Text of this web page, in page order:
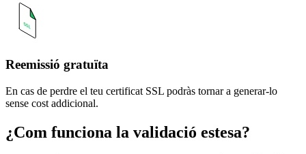
Reemissió gratuïta
En cas de perdre el teu certificat SSL podràs tornar a generar-lo
sense cost addicional.
¿Com funciona la validació estesa?